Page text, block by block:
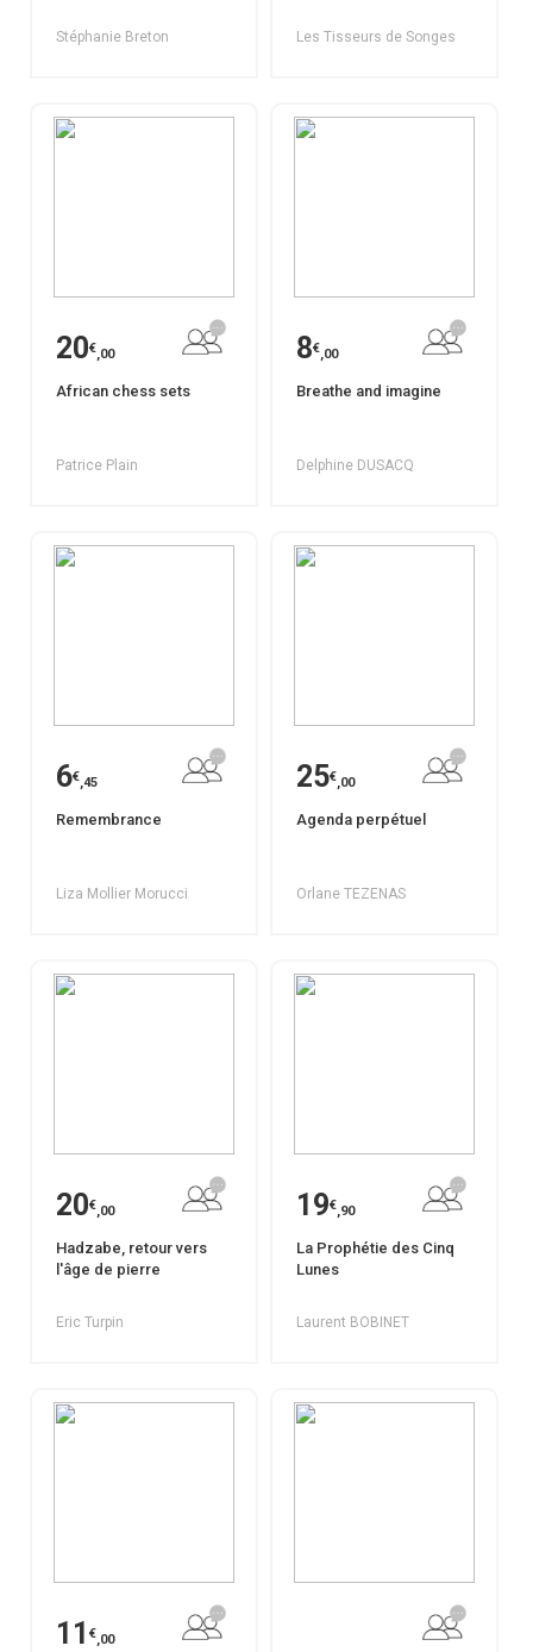
Stéphanie Breton Les Tisseurs de Songes
20€,00
African chess sets
Patrice Plain
8€,00
Breathe and imagine
Delphine DUSACQ
6€,45
Remembrance
Liza Mollier Morucci
25€,00
Agenda perpétuel
Orlane TEZENAS
20€,00
Hadzabe, retour vers
l'âge de pierre
Eric Turpin
19€,90
La Prophétie des Cinq
Lunes
Laurent BOBINET
11 €,00